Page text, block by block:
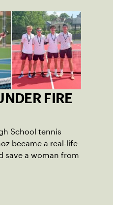
FIRE
School tennis
became a real-life
save a woman from